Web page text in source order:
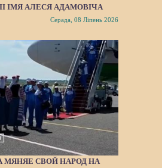
ІМЯ АЛЕСЯ АДАМОВІЧА
Серада, 08 Ліпень 2026
СВОЙ НАРОД НА